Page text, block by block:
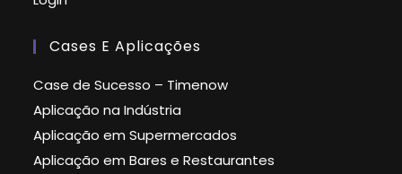
Cases E Aplicações
Case de Sucesso – Timenow
Aplicação na Indústria
Aplicação em Supermercados
Aplicação em Bares e Restaurantes